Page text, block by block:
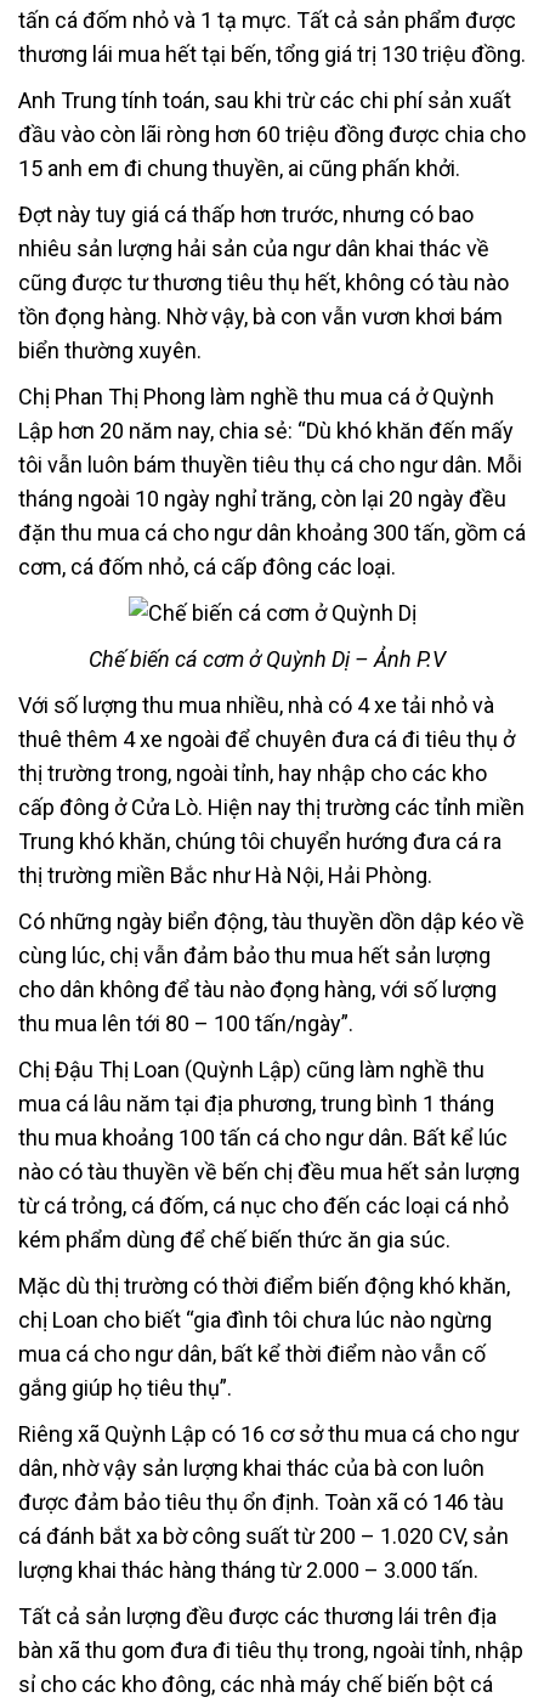
tấn cá đốm nhỏ và 1 tạ mực. Tất cả sản phẩm được
thương lái mua hết tại bến, tổng giá trị 130 triệu đồng.
Anh Trung tính toán, sau khi trừ các chi phí sản xuất
đầu vào còn lãi ròng hơn 60 triệu đồng được chia cho
15 anh em đi chung thuyền, ai cũng phấn khởi.
Đợt này tuy giá cá thấp hơn trước, nhưng có bao
nhiêu sản lượng hải sản của ngư dân khai thác về
cũng được tư thương tiêu thụ hết, không có tàu nào
tồn đọng hàng. Nhờ vậy, bà con vẫn vươn khơi bám
biển thường xuyên.
Chị Phan Thị Phong làm nghề thu mua cá ở Quỳnh
Lập hơn 20 năm nay, chia sẻ: “Dù khó khăn đến mấy
tôi vẫn luôn bám thuyền tiêu thụ cá cho ngư dân. Mỗi
tháng ngoài 10 ngày nghỉ trăng, còn lại 20 ngày đều
đặn thu mua cá cho ngư dân khoảng 300 tấn, gồm cá
cơm, cá đốm nhỏ, cá cấp đông các loại.
Chế biến cá cơm ở Quỳnh Dị – Ảnh P.V
Với số lượng thu mua nhiều, nhà có 4 xe tải nhỏ và
thuê thêm 4 xe ngoài để chuyên đưa cá đi tiêu thụ ở
thị trường trong, ngoài tỉnh, hay nhập cho các kho
cấp đông ở Cửa Lò. Hiện nay thị trường các tỉnh miền
Trung khó khăn, chúng tôi chuyển hướng đưa cá ra
thị trường miền Bắc như Hà Nội, Hải Phòng.
Có những ngày biển động, tàu thuyền dồn dập kéo về
cùng lúc, chị vẫn đảm bảo thu mua hết sản lượng
cho dân không để tàu nào đọng hàng, với số lượng
thu mua lên tới 80 – 100 tấn/ngày”.
Chị Đậu Thị Loan (Quỳnh Lập) cũng làm nghề thu
mua cá lâu năm tại địa phương, trung bình 1 tháng
thu mua khoảng 100 tấn cá cho ngư dân. Bất kể lúc
nào có tàu thuyền về bến chị đều mua hết sản lượng
từ cá trỏng, cá đốm, cá nục cho đến các loại cá nhỏ
kém phẩm dùng để chế biến thức ăn gia súc.
Mặc dù thị trường có thời điểm biến động khó khăn,
chị Loan cho biết “gia đình tôi chưa lúc nào ngừng
mua cá cho ngư dân, bất kể thời điểm nào vẫn cố
gắng giúp họ tiêu thụ”.
Riêng xã Quỳnh Lập có 16 cơ sở thu mua cá cho ngư
dân, nhờ vậy sản lượng khai thác của bà con luôn
được đảm bảo tiêu thụ ổn định. Toàn xã có 146 tàu
cá đánh bắt xa bờ công suất từ 200 – 1.020 CV, sản
lượng khai thác hàng tháng từ 2.000 – 3.000 tấn.
Tất cả sản lượng đều được các thương lái trên địa
bàn xã thu gom đưa đi tiêu thụ trong, ngoài tỉnh, nhập
sỉ cho các kho đông, các nhà máy chế biến bột cá